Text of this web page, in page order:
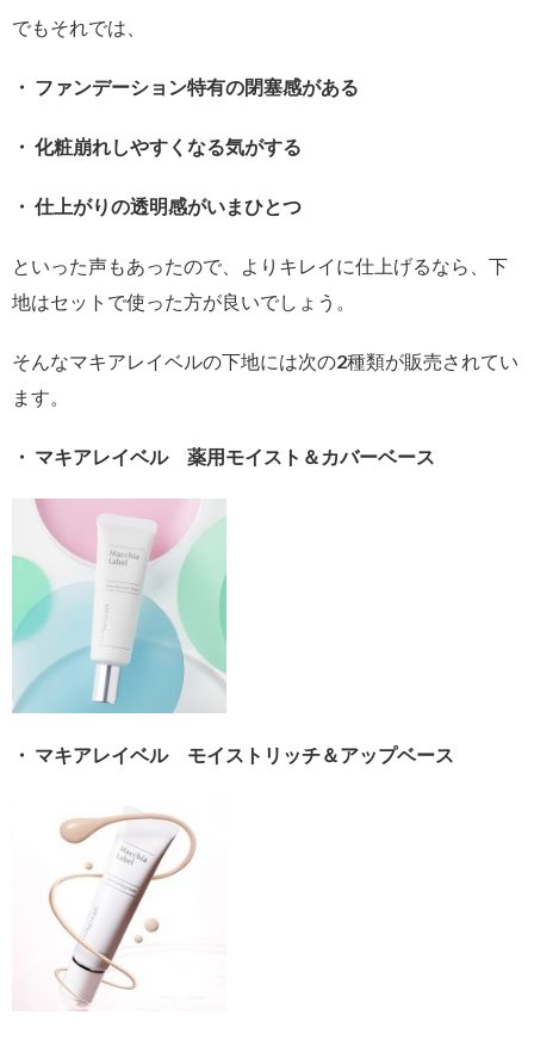
でもそれでは、
・ ファンデーション特有の閉塞感がある
・ 化粧崩れしやすくなる気がする
・ 仕上がりの透明感がいまひとつ
といった声もあったので、よりキレイに仕上げるなら、下
地はセットで使った方が良いでしょう。
そんなマキアレイベルの下地には次の2種類が販売されてい
ます。
・ マキアレイベル 薬用モイスト＆カバーベース
・ マキアレイベル モイストリッチ＆アップベース